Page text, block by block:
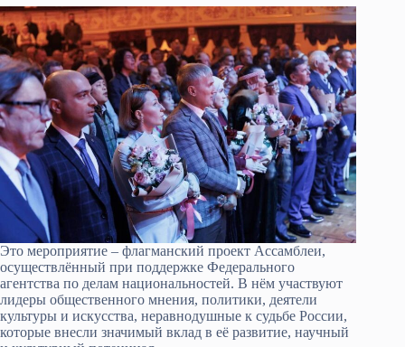
Это мероприятие – флагманский проект Ассамблеи,
осуществлённый при поддержке Федерального
агентства по делам национальностей. В нём участвуют
лидеры общественного мнения, политики, деятели
культуры и искусства, неравнодушные к судьбе России,
которые внесли значимый вклад в её развитие, научный